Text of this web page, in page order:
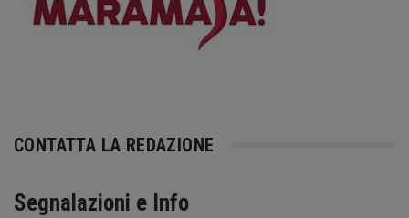
CONTATTA LA REDAZIONE
Segnalazioni e Info